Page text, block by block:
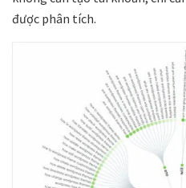
được phân tích.